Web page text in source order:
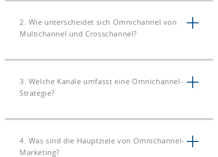
2. Wie unterscheidet sich Omnichannel von
Multichannel und Crosschannel?
3. Welche Kanäle umfasst eine Omnichannel-
Strategie?
4. Was sind die Hauptziele von Omnichannel-
Marketing?